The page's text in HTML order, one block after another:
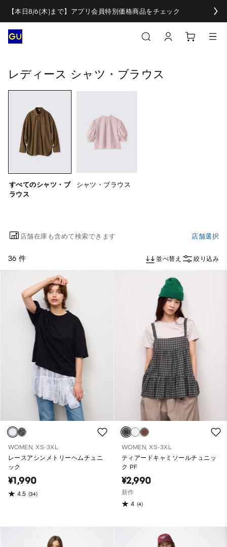
【本日8/6(木)まで】アプリ会員特別価格商品をチェック
レディース シャツ・ブラウス
すべてのシャツ・ブ
ラウス
シャツ・ブラウス
店舗在庫も含めて検索できます 店舗選択
36 件 並べ替え 絞り込み
WOMEN, XS-3XL
レースアシンメトリーヘムチュニ
ック
¥1,990
4.5 (34)
WOMEN, XS-3XL
ティアードキャミソールチュニッ
ク PF
¥2,990
新作
4 (4)